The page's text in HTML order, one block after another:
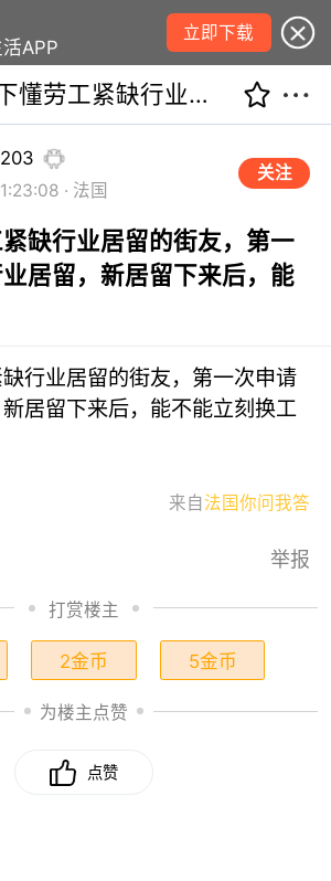
APP
立即下载
问一下懂劳工紧缺行业居留的街友，第一次申请紧缺行业居留，新居留下来后，能不能立刻
· 法国
关注
缺行业居留的街友，第一
居留，新居留下来后，能
行业居留的街友，第一次申请
居留下来后，能不能立刻换工
来自法国你问我答
举报
打赏楼主
2金币 5金币
为楼主点赞
点赞